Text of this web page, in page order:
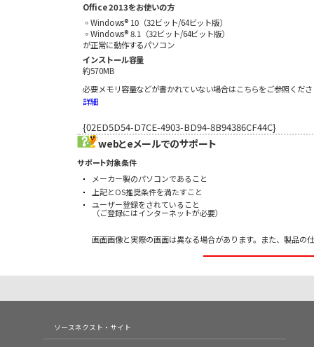
Office 2013をお使いの方
◦Windows® 10（32ビット/64ビット版）
◦Windows® 8.1（32ビット/64ビット版）
が正常に動作するパソコン
インストール容量
約570MB
必要メモリ容量などが書かれていない場合はこちらをご参照くだ
詳細
{02ED5D54-D7CE-4903-BD94-8B94386CF44C}
webとeメールでのサポート
サポート対象条件
メーカー製のパソコンであること
上記とOS推奨条件を満たすこと
ユーザー登録をされていること
（ご登録にはインターネットが必要）
画面画像と実際の画面は異なる場合があります。また、製品
ソースネクスト・サイト